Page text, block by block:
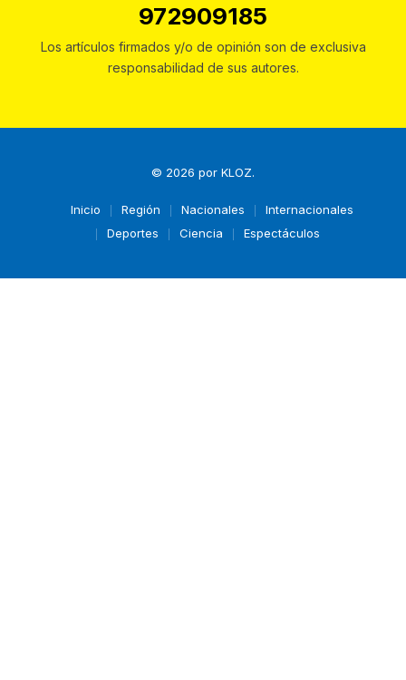
972909185
Los artículos firmados y/o de opinión son de exclusiva
responsabilidad de sus autores.
© 2026 por KLOZ.
Inicio Región Nacionales
Internacionales
Deportes
Ciencia Espectáculos